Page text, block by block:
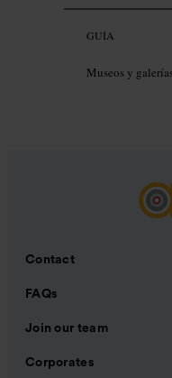
GUÍA
Museos y
Contact
FAQs
Join our team
Corporates